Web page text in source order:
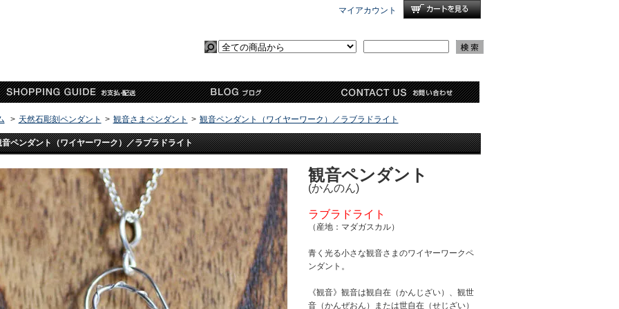
マイアカウント
> 天然石彫刻ペンダント > 観音さまペンダント > 観音ペンダント（ワイヤーワーク）／ラブラドライト
音ペンダント（ワイヤーワーク）／ラブラドライト
観音ペンダント
(かんのん)
ラブラドライト
（産地：マダガスカル）
青く光る小さな観音さまのワイヤーワークペ
ンダント。
《観音》観音は観自在（かんじざい）、観世
音（かんぜおん）または世自在（せじざい）